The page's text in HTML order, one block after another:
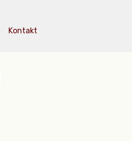
Kontakt